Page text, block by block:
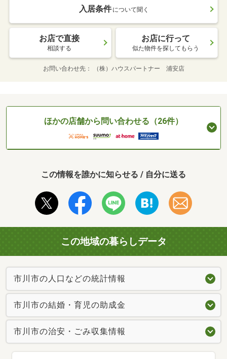
入居条件 について聞く
お店で直接
相談する
お店に行って
似た物件を探してもらう
お問い合わせ先 （株）ハウスパートナー 浦安店
ほかの店舗から問い合わせる（26件）
この情報を誰かに知らせる / 自分に送る
この地域の暮らしデータ
市川市の人口などの統計情報
市川市の結婚・育児の助成金
市川市の治安・ごみ収集情報